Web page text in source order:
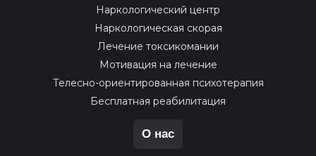
Наркологический центр
Наркологическая скорая
Лечение токсикомании
Мотивация на лечение
Телесно-ориентированная психотерапия
Бесплатная реабилитация
О нас